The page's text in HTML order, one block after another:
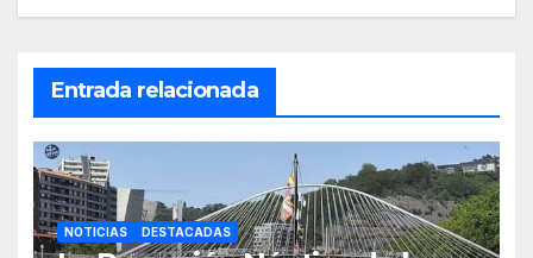
Entrada relacionada
NOTICIAS DESTACADAS